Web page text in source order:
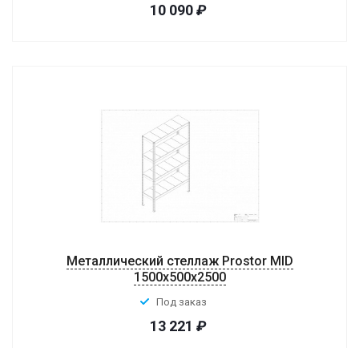
10 090₽
Металлический стеллаж Prostor MID
1500x500x2500
Под заказ
13 221 ₽